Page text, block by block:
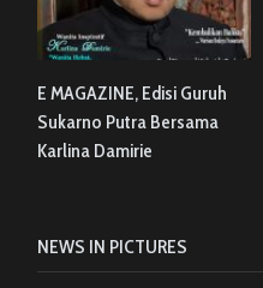
E MAGAZINE, Edisi Guruh
Sukarno Putra Bersama
Karlina Damirie
NEWS IN PICTURES